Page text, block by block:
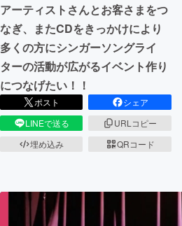
アーティストさんとお客さまをつ
なぎ、またCDをきっかけにより
多くの方にシンガーソングライ
ターの活動が広がるイベント作り
につなげたい！！
ポスト
シェア
LINEで送る
URLコピー
埋め込み
QRコード